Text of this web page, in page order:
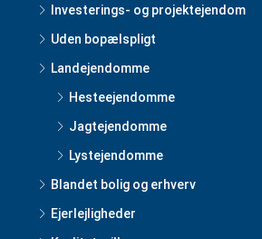
Investerings- og projektejendom
Uden bopælspligt
Landejendomme
Hesteejendomme
Jagtejendomme
Lystejendomme
Blandet bolig og erhverv
Ejerlejligheder